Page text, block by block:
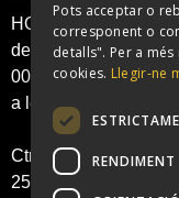
HORARI: obertura
de portes a les
00:00 h i tancament
a les 6:00 h
Ctra. N II, KM 486.
25241 Golmés
Pots acceptar o
corresponent o
detalls". Per a
cookies. Llegir-ne
RENDIMENT